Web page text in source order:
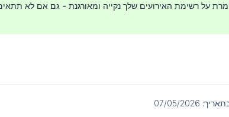
על רשימת האירועים שלך נקייה ומאורגנת - גם אם לא
07/05/2026